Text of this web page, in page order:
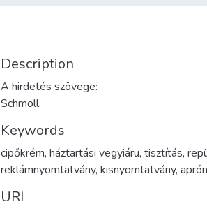
Description
A hirdetés szövege:
Schmoll
Keywords
cipőkrém, háztartási vegyiáru, tisztítás,
reklámnyomtatvány, kisnyomtatvány,
URI